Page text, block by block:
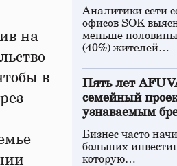
на
в
Аналитики сети
офисов SOK
меньше
(40%) жителей…
Пять лет
семейный
узнаваемым
Бизнес часто
больших
которую…